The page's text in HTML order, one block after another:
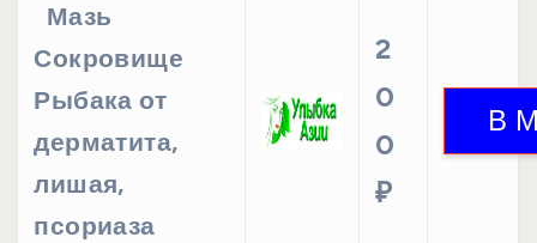
Мазь
Сокровище
Рыбака от
дерматита,
лишая,
псориаза
2
0
0
₽